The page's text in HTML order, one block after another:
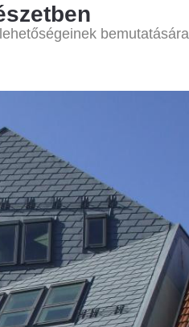
bemutatására